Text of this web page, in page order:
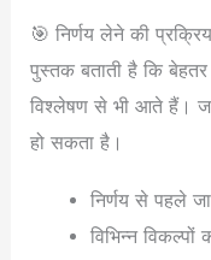
🎯 निर्णय लेने की
पुस्तक बताती है कि
विश्लेषण से भी आते हैं।
हो सकता है।
निर्णय से पहले
विभिन्न